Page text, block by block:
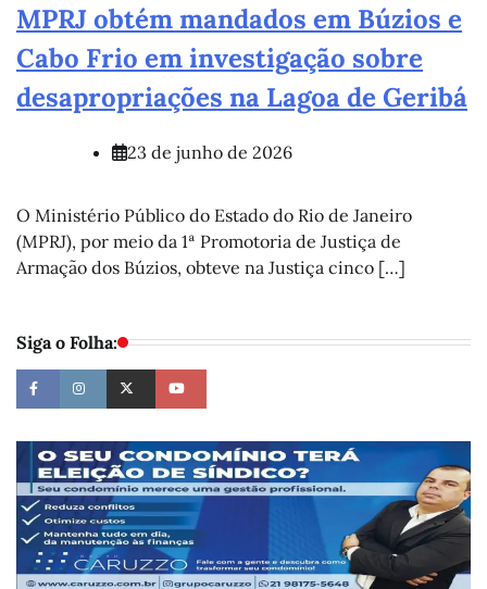
MPRJ obtém mandados em Búzios e
Cabo Frio em investigação sobre
desapropriações na Lagoa de Geribá
23 de junho de 2026
O Ministério Público do Estado do Rio de Janeiro
(MPRJ), por meio da 1ª Promotoria de Justiça de
Armação dos Búzios, obteve na Justiça cinco […]
Siga o Folha: